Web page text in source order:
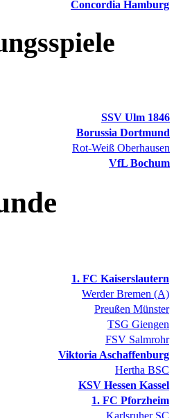
Concordia Hamburg
SSV Ulm 1846
Borussia Dortmund
Rot-Weiß Oberhausen
VfL Bochum
1. FC Kaiserslautern
Werder Bremen (A)
Preußen Münster
TSG Giengen
FSV Salmrohr
Viktoria Aschaffenburg
Hertha BSC
KSV Hessen Kassel
1. FC Pforzheim
Karlsruher SC